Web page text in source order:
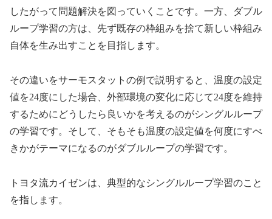
したがって問題解決を図っていくことです。一方、ダブル
ループ学習の方は、先ず既存の枠組みを捨て新しい枠組み
自体を生み出すことを目指します。
その違いをサーモスタットの例で説明すると、温度の設定
値を24度にした場合、外部環境の変化に応じて24度を維持
するためにどうしたら良いかを考えるのがシングルループ
の学習です。そして、そもそも温度の設定値を何度にすべ
きかがテーマになるのがダブルループの学習です。
トヨタ流カイゼンは、典型的なシングルループ学習のこと
を指します。